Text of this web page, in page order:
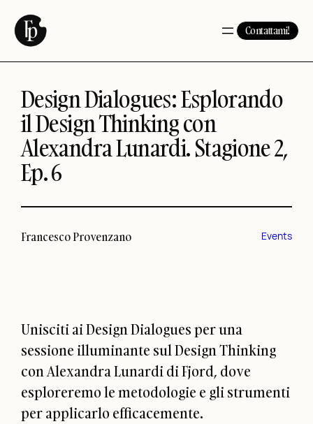
contenuto
Contattami!
Design Dialogues: Esplorando
il Design Thinking con
Alexandra Lunardi. Stagione 2,
Ep. 6
Francesco Provenzano Events
Unisciti ai Design Dialogues per una
sessione illuminante sul Design Thinking
con Alexandra Lunardi di Fjord, dove
esploreremo le metodologie e gli strumenti
per applicarlo efficacemente.